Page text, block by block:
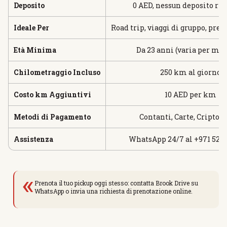
Deposito 0 AED, nessun deposito
Ideale Per Road trip, viaggi di gruppo,
Età Minima Da 23 anni (varia per
Chilometraggio Incluso 250 km al giorno
Costo km Aggiuntivi 10 AED per km
Metodi di Pagamento Contanti, Carte,
Assistenza WhatsApp 24/7 al +971 52
«Prenota il tuo pickup oggi stesso: contatta Brook Drive su
WhatsApp o invia una richiesta di prenotazione online.